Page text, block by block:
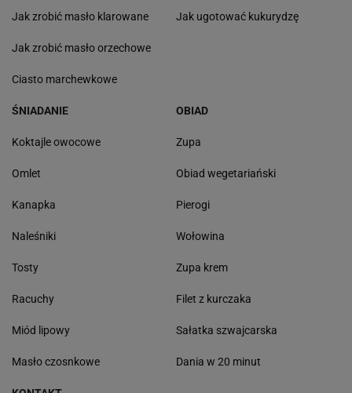
Jak zrobić masło klarowane
Jak zrobić masło orzechowe
Ciasto marchewkowe
Jak ugotować kukurydzę
ŚNIADANIE
Koktajle owocowe
Omlet
Kanapka
Naleśniki
Tosty
Racuchy
Miód lipowy
Masło czosnkowe
OBIAD
Zupa
Obiad wegetariański
Pierogi
Wołowina
Zupa krem
Filet z kurczaka
Sałatka szwajcarska
Dania w 20 minut